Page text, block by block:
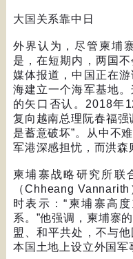
大国关系靠中日
外界认为，尽管柬埔
是，在短期内，两国
媒体报道，中国正在
海建立一个海军基地
的矢口否认。 2018年
复向越南总理阮春福强
是蓄意破坏”。从中不
军港深感担忧，而洪森
柬埔寨战略研究所联
（Chheang Vannarith
时表示：“ 柬埔寨高
系。 ”他强调，柬埔寨
盟、和平共处，不与
本国土地上设立外国军